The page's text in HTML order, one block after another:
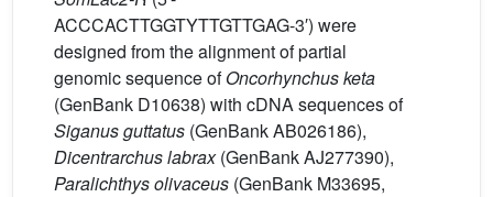
ACCCACTTGGTYTTGTTGAG-3′) were
designed from the alignment of partial
genomic sequence ofOncorhynchus keta
(GenBank D10638) with cDNA sequences of
Siganus guttatus (GenBank AB026186),
Dicentrarchus labrax(GenBank AJ277390),
Paralichthys olivaceus (GenBank M33695,